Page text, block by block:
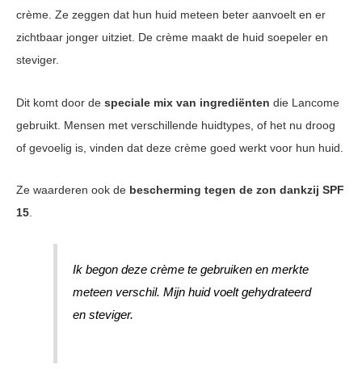
crème. Ze zeggen dat hun huid meteen beter aanvoelt en er
zichtbaar jonger uitziet. De crème maakt de huid soepeler en
steviger.
Dit komt door de speciale mix van ingrediënten die Lancome
gebruikt. Mensen met verschillende huidtypes, of het nu droog
of gevoelig is, vinden dat deze crème goed werkt voor hun huid.
Ze waarderen ook de bescherming tegen de zon dankzij SPF
15.
Ik begon deze crème te gebruiken en merkte
meteen verschil. Mijn huid voelt gehydrateerd
en steviger.